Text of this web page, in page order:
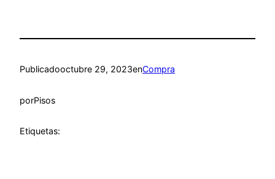
Publicadooctubre 29, 2023enCompra
porPisos
Etiquetas: